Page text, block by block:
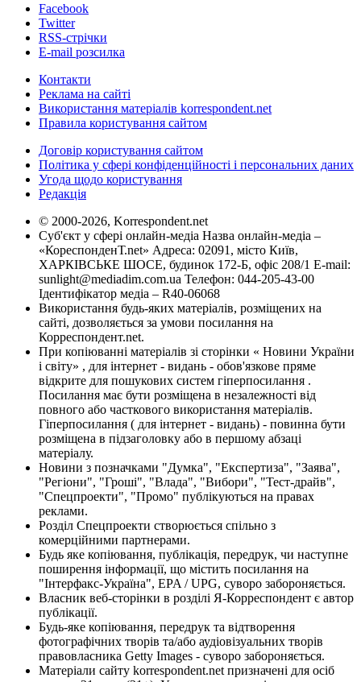
Facebook
Twitter
RSS-стрічки
E-mail розсилка
Контакти
Реклама на сайті
Використання матеріалів korrespondent.net
Правила користування сайтом
Договір користування сайтом
Політика у сфері конфіденційності і персональних даних
Угода щодо користування
Редакція
© 2000-2026, Korrespondent.net
Суб'єкт у сфері онлайн-медіа Назва онлайн-медіа –
«КореспонденТ.net» Адреса: 02091, місто Київ,
ХАРКІВСЬКЕ ШОСЕ, будинок 172-Б, офіс 208/1 E-mail:
sunlight@mediadim.com.ua Телефон: 044-205-43-00
Ідентифікатор медіа – R40-06068
Використання будь-яких матеріалів, розміщених на
сайті, дозволяється за умови посилання на
Корреспондент.net.
При копіюванні матеріалів зі сторінки « Новини України
і світу» , для інтернет - видань - обов'язкове пряме
відкрите для пошукових систем гіперпосилання .
Посилання має бути розміщена в незалежності від
повного або часткового використання матеріалів.
Гіперпосилання ( для інтернет - видань) - повинна бути
розміщена в підзаголовку або в першому абзаці
матеріалу.
Новини з позначками "Думка", "Експертиза", "Заява",
"Регіони", "Гроші", "Влада", "Вибори", "Тест-драйв",
"Спецпроекти", "Промо" публікуються на правах
реклами.
Розділ Спецпроекти створюється спільно з
комерційними партнерами.
Будь яке копіювання, публікація, передрук, чи наступне
поширення інформації, що містить посилання на
"Інтерфакс-Україна", EPA / UPG, суворо забороняється.
Власник веб-сторінки в розділі Я-Корреспондент є автор
публікації.
Будь-яке копіювання, передрук та відтворення
фотографічних творів та/або аудіовізуальних творів
правовласника Getty Images - суворо забороняється.
Матеріали сайту korrespondent.net призначені для осіб